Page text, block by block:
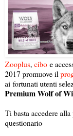
Zooplus, cibo e
2017 promuove il
ai fortunati utenti
Premium Wolf of
Ti basta accedere
questionario